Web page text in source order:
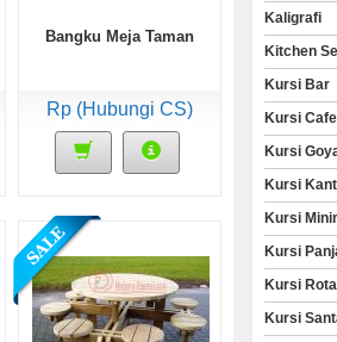
Bangku Meja Taman
Rp (Hubungi CS)
Kaligrafi
Kitchen
Kursi Bar
Kursi Cafe
Kursi
Kursi
Kursi
Kursi
Kursi
Kursi